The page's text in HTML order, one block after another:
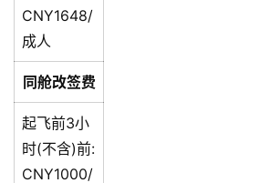
CNY1648/
成人
同舱改签费
起飞前3小
时(不含)前:
CNY1000/